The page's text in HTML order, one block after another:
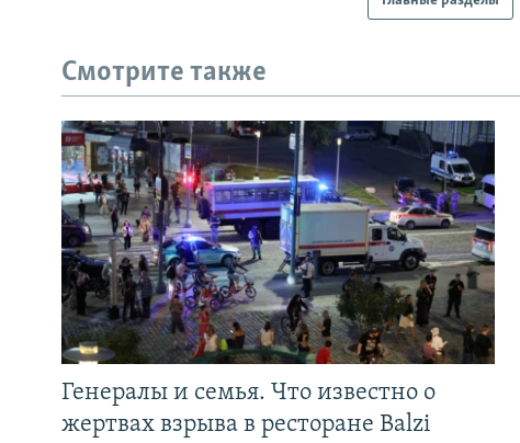
Смотрите также
Генералы и семья. Что известно о
жертвах взрыва в ресторане Balzi